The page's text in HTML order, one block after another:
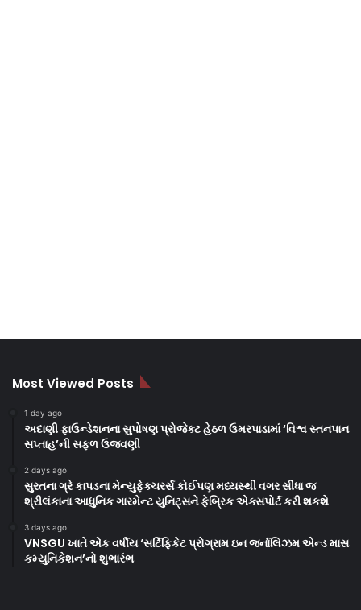
Most Viewed Posts
1 day ago
અદાણી ફાઉન્ડેશનના સુપોષણ પ્રોજેક્ટ હેઠળ ઉમરપાડામાં ‘વિશ્વ સ્તનપાન
સપ્તાહ’ની સફળ ઉજવણી
2 days ago
સુરતના ગ્રે કાપડના મેન્યુફેક્ચરર્સ કોઈપણ મધ્યસ્થી વગર સીધા જ
શ્રીલંકાના આધુનિક ગારમેન્ટ યુનિટ્સને ફેબ્રિક એક્સપોર્ટ કરી શકશે
3 days ago
VNSGU ખાતે એક વર્ષીય ‘સર્ટિફિકેટ પ્રોગ્રામ ઇન જર્નાલિઝમ એન્ડ માસ
કમ્યુનિકેશન’નો શુભારંભ